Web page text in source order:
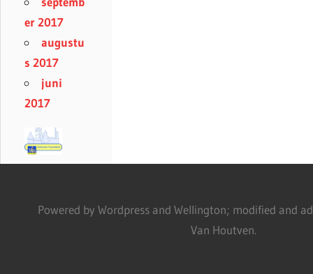
er 2017
augustu
s 2017
juni
2017
Powered by Wordpress and Wellington; modified and
Van Houtven.